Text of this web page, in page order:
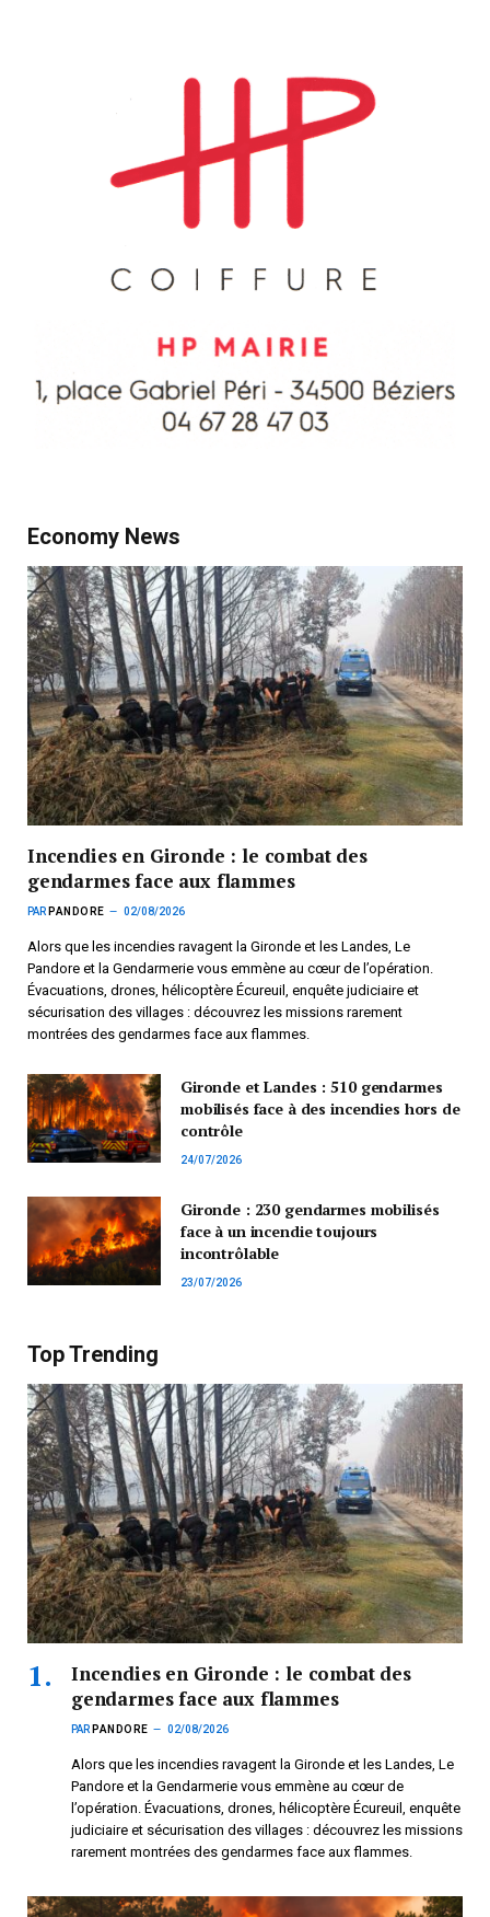
Economy News
Incendies en Gironde : le combat des
gendarmes face aux flammes
PAR PANDORE 02/08/2026
Alors que les incendies ravagent la Gironde et les Landes, Le
Pandore et la Gendarmerie vous emmène au cœur de l’opération.
Évacuations, drones, hélicoptère Écureuil, enquête judiciaire et
sécurisation des villages : découvrez les missions rarement
montrées des gendarmes face aux flammes.
Gironde et Landes : 510 gendarmes
mobilisés face à des incendies hors de
contrôle
24/07/2026
Gironde : 230 gendarmes mobilisés
face à un incendie toujours
incontrôlable
23/07/2026
Top Trending
Incendies en Gironde : le combat des
gendarmes face aux flammes
PAR PANDORE 02/08/2026
Alors que les incendies ravagent la Gironde et les Landes, Le
Pandore et la Gendarmerie vous emmène au cœur de
l’opération. Évacuations, drones, hélicoptère Écureuil, enquête
judiciaire et sécurisation des villages : découvrez les missions
rarement montrées des gendarmes face aux flammes.